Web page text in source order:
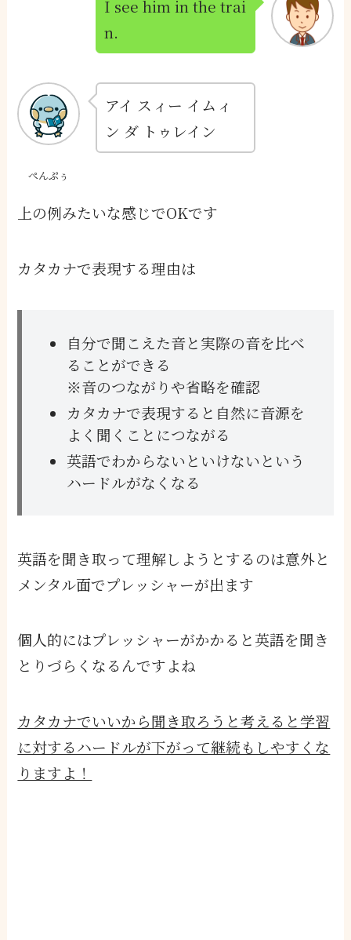
I see him in the trai
n.
ぺんぷぅ
アイ スィー イムィ
ン ダ トゥレイン
上の例みたいな感じでOKです
カタカナで表現する理由は
自分で聞こえた音と実際の音を比べ
ることができる
※音のつながりや省略を確認
カタカナで表現すると自然に音源を
よく聞くことにつながる
英語でわからないといけないという
ハードルがなくなる
英語を聞き取って理解しようとするのは意外と
メンタル面でプレッシャーが出ます
個人的にはプレッシャーがかかると英語を聞き
とりづらくなるんですよね
カタカナでいいから聞き取ろうと考えると学習
に対するハードルが下がって継続もしやすくな
りますよ！